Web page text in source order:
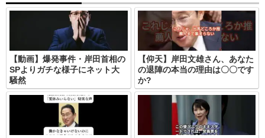
【動画】爆発事件・岸田首相の
SPよりガチな様子にネット大
騒然
【仰天】岸田文雄さん、あなた
の退陣の本当の理由は〇〇です
か?